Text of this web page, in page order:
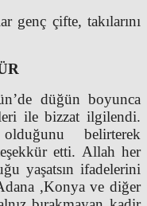
genç çifte, takılarını
düğün boyunca
ile bizzat ilgilendi.
belirterek
etti. Allah her
yaşatsın ifadelerini
,Konya ve diğer